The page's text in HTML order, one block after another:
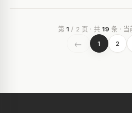
第 1 / 2 页 · 共 19 条 · 当
← 1 2